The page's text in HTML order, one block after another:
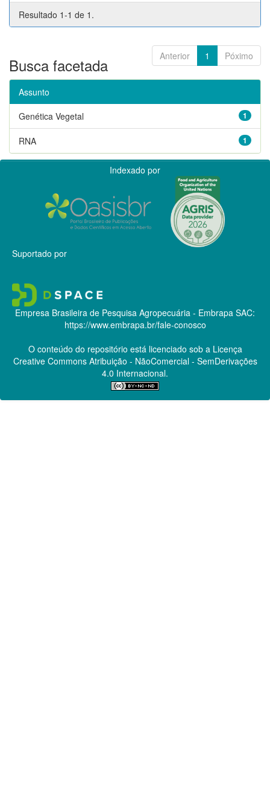
Resultado 1-1 de 1.
Anterior 1 Póximo
Busca facetada
Assunto
1
Genética Vegetal
1
RNA
Indexado por
Suportado por
Empresa Brasileira de Pesquisa Agropecuária - Embrapa SAC:
https://www.embrapa.br/fale-conosco
O conteúdo do repositório está licenciado sob a Licença
Creative CommonsAtribuição - NãoComercial - SemDerivações
4.0 Internacional.